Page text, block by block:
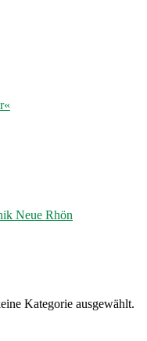
Kategorie ausgewählt.